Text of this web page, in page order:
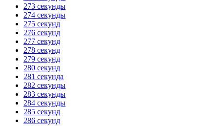
273 секунды
274 секунды
275 секунд
276 секунд
277 секунд
278 секунд
279 секунд
280 секунд
281 секунда
282 секунды
283 секунды
284 секунды
285 секунд
286 секунд